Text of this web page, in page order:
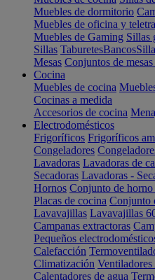
Muebles de dormitorio
Muebles de oficina y
Muebles de Gaming Sillas
Sillas TaburetesBancos
Mesas Conjuntos de
Cocina
Muebles de cocina
Cocinas a medida
Accesorios de cocina
Electrodomésticos
Frigoríficos Frigoríficos
Congeladores
Lavadoras Lavadoras de
Secadoras Lavadoras -
Hornos Conjunto de horno
Placas de cocina Conjunto
Lavavajillas Lavavajillas
Campanas extractoras
Pequeños
Calefacción
Climatización Ventiladores
Calentadores de agua